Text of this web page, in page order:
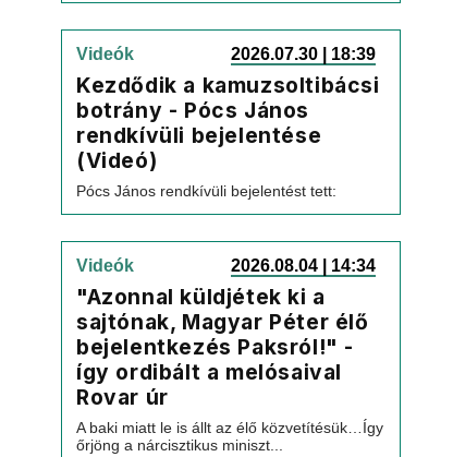
Videók 2026.07.30 | 18:39
Kezdődik a kamuzsoltibácsi
botrány - Pócs János
rendkívüli bejelentése
(Videó)
Pócs János rendkívüli bejelentést tett:
Videók 2026.08.04 | 14:34
"Azonnal küldjétek ki a
sajtónak, Magyar Péter élő
bejelentkezés Paksról!" -
így ordibált a melósaival
Rovar úr
A baki miatt le is állt az élő közvetítésük…Így
őrjöng a nárcisztikus miniszt...